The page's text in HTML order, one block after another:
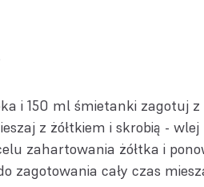
i 150 ml śmietanki zagotuj
z żółtkiem i skrobią - wlej
zahartowania żółtka i
zagotowania cały czas